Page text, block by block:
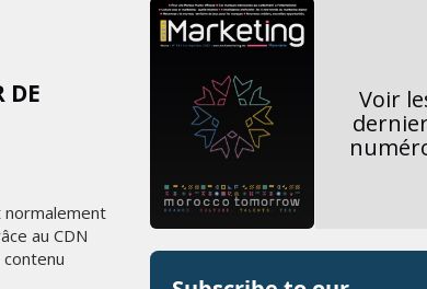
DE
normalement
au CDN
Voir